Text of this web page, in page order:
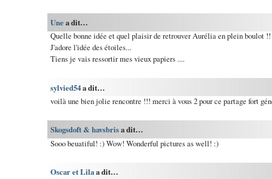
Unea dit…
Quelle bonne idée et quel plaisir de retrouver Aurélia en plein boulot !!
J'adore l'idée des étoiles...
Tiens je vais ressortir mes vieux papiers ....
sylvied54a dit…
voilà une bien jolie rencontre !!! merci à vous 2 pour ce partage fort
Skogsdoft & havsbrisa dit…
Sooo beuatiful! :) Wow! Wonderful pictures as well! :)
Oscar et Lilaa dit…